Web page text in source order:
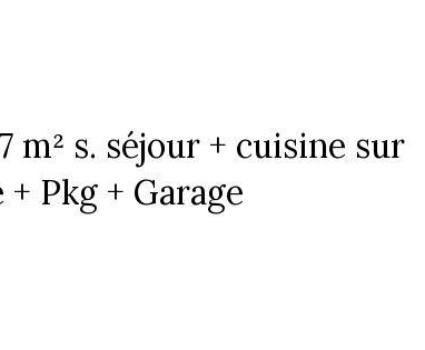
m² s. séjour + cuisine sur
Pkg + Garage